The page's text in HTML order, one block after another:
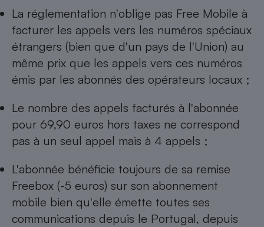
La réglementation n'oblige pas Free Mobile à
facturer les appels vers les numéros spéciaux
étrangers (bien que d'un pays de l'Union) au
même prix que les appels vers ces numéros
émis par les abonnés des opérateurs locaux ;
Le nombre des appels facturés à l'abonnée
pour 69,90 euros hors taxes ne corres­pond
pas à un seul appel mais à 4 appels ;
L'abonnée bénéficie toujours de sa remise
Freebox (-5 euros) sur son abonnement
mobile bien qu'elle émette toutes ses
communications depuis le Portugal, depuis